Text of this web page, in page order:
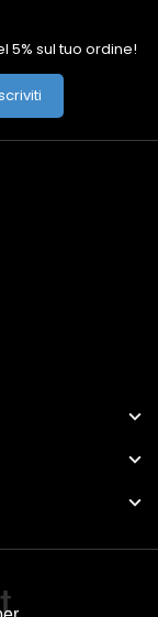
5% sul tuo ordine!